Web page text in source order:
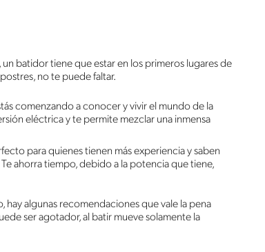
batidor tiene que estar en los primeros lugares de
no te puede faltar.
comenzando a conocer y vivir el mundo de la
eléctrica y te permite mezclar una inmensa
para quienes tienen más experiencia y saben
ahorra tiempo, debido a la potencia que tiene,
hay algunas recomendaciones que vale la pena
ser agotador, al batir mueve solamente la